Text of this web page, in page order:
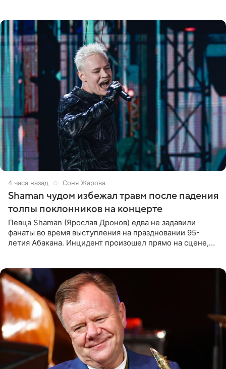
4 часа назад Соня Жарова
Shaman чудом избежал травм после падения
толпы поклонников на концерте
Певца Shaman (Ярослав Дронов) едва не задавили
фанаты во время выступления на праздновании 95-
летия Абакана. Инцидент произошел прямо на сцене,